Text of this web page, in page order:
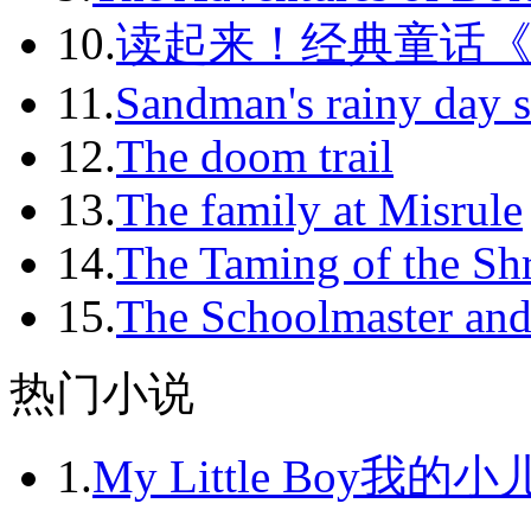
2012-02
2012-03
2012-04
2012-05
2012-06
2012-07
2012-08
2012-09
2012-10
10.读起来！经典童话
11.Sandman's rainy day
12.The doom trail
13.The family at Misrule
14.The Taming of the
15.The Schoolmaster
热门小说
1.My Little Boy我的小